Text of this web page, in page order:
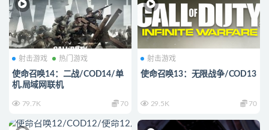
射击游戏 热门游戏
使命召唤14：二战/COD14/单
机.局域网联机
79.7K 70
射击游戏
使命召唤13：无限战争/COD13
29.5K 70